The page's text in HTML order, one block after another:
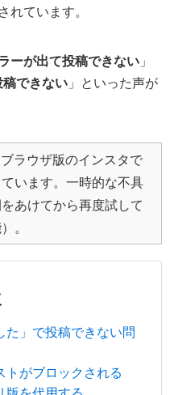
れています。
ーが出て投稿できない 」
できない 」といった声が
ラウザ版のインスタで
います。一時的な不具
あけてから再度試して
。
た」で投稿できない問
トがブロックされる